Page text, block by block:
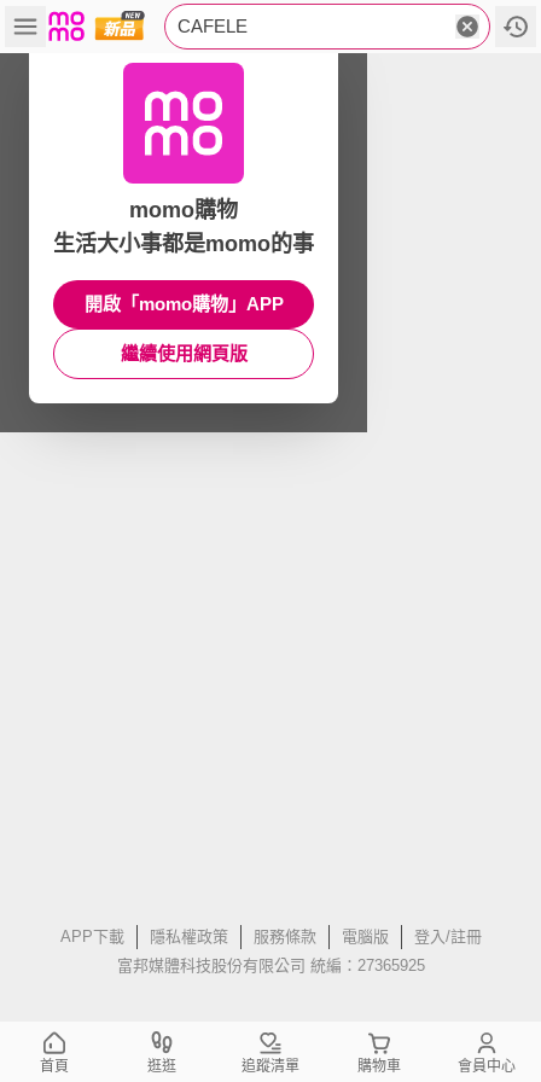
CAFELE
APP下載 隱私權政策 服務條款 電腦版
登入/註冊
富邦媒體科技股份有限公司 統編：27365925
momo購物
生活大小事都是momo的事
開啟「momo購物」APP
繼續使用網頁版
首頁 逛逛 追蹤清單 購物車 會員中心